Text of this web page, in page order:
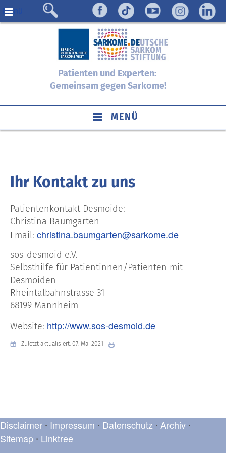
Menü
Patienten und Experten:
Gemeinsam gegen Sarkome!
MENÜ
Ihr Kontakt zu uns
Patientenkontakt Desmoide:
Christina Baumgarten
Email: christina.baumgarten@sarkome.de
sos-desmoid e.V.
Selbsthilfe für Patientinnen/Patienten mit
Desmoiden
Rheintalbahnstrasse 31
68199 Mannheim
Website: http://www.sos-desmoid.de
Zuletzt aktualisiert: 07. Mai 2021
Disclaimer • Impressum • Datenschutz • Archiv •
Sitemap • Linktree